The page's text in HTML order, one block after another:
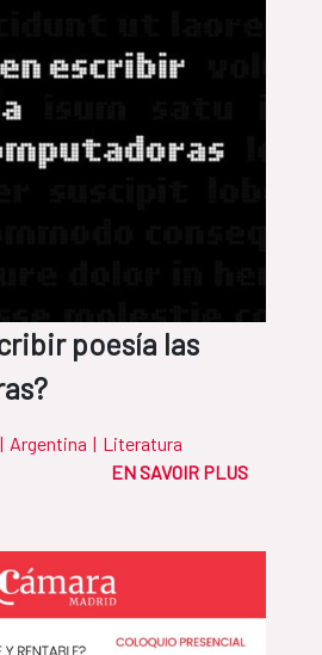
poesía las
| Argentina | Literatura
EN SAVOIR PLUS